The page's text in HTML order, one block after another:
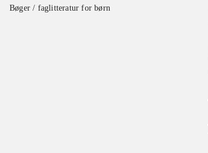
Bøger / faglitteratur for børn